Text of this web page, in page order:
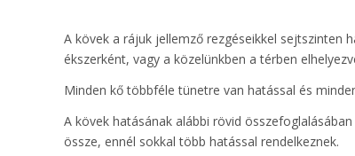
A kövek a rájuk jellemző rezgéseikkel sejtszinten
ékszerként, vagy a közelünkben a térben
Minden kő többféle tünetre van hatással és
A kövek hatásának alábbi rövid
össze, ennél sokkal több hatással rendelkeznek.